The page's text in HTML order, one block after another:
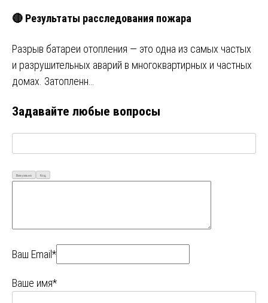
🔴 Результаты расследования пожара
Разрыв батареи отопления — это одна из самых частых
и разрушительных аварий в многоквартирных и частных
домах. Затопленн…
Задавайте любые вопросы
Визуально Код
Ваш Email*
Ваше имя*